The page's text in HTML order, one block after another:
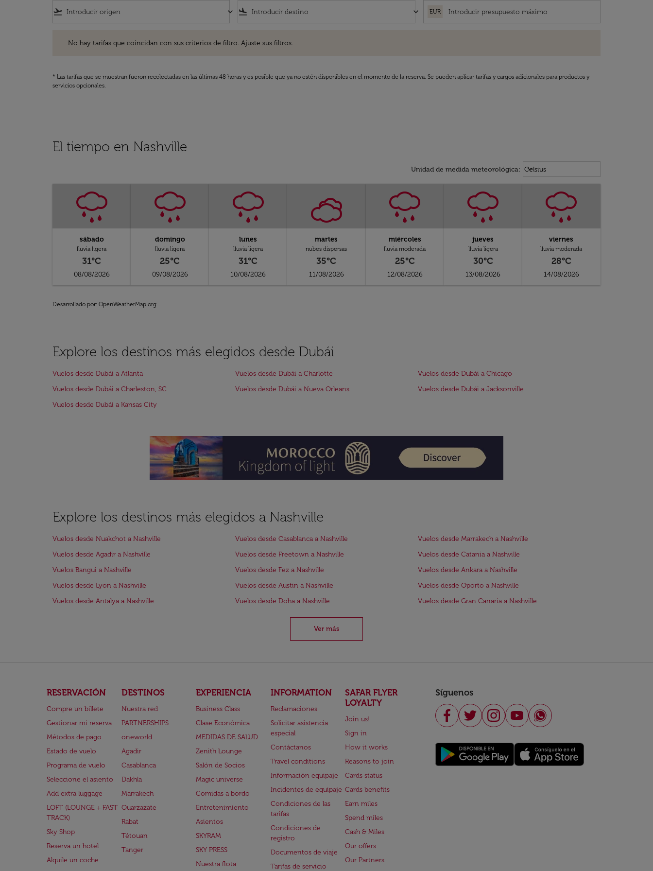
flight_takeoff keyboard_arrow_down flight_land keyboard_arrow_down EUR
No hay tarifas que coincidan con sus criterios de filtro. Ajuste sus filtros.
* Las tarifas que se muestran fueron recolectadas en las últimas 48 horas y es posible que ya no estén disponibles en el momento de la reserva. Se pueden aplicar tarifas y cargos adicionales para productos y
servicios opcionales.
El tiempo en Nashville
Unidad de medida meteorológica: Weather unit option Celsius
Celsius
keyboard_arrow_down
sábado
lluvia ligera
31°C
08/08/2026
domingo
lluvia ligera
25°C
09/08/2026
lunes
lluvia ligera
31°C
10/08/2026
martes
nubes dispersas
35°C
11/08/2026
miércoles
lluvia moderada
25°C
12/08/2026
jueves
lluvia ligera
30°C
13/08/2026
viernes
lluvia moderada
28°C
14/08/2026
Desarrollado por: OpenWeatherMap.org
Explore los destinos más elegidos desde Dubái
Vuelos desde Dubái a Atlanta Vuelos desde Dubái a Charlotte
Vuelos desde Dubái a Chicago
Vuelos desde Dubái a Charleston, SC
Vuelos desde Dubái a Nueva Orleans
Vuelos desde Dubái a Jacksonville
Vuelos desde Dubái a Kansas City
Explore los destinos más elegidos a Nashville
Vuelos desde Nuakchot a Nashville Vuelos desde Casablanca a Nashville
Vuelos desde Marrakech a Nashville
Vuelos desde Agadir a Nashville
Vuelos desde Freetown a Nashville
Vuelos desde Catania a Nashville
Vuelos Bangui a Nashville
Vuelos desde Fez a Nashville
Vuelos desde Ankara a Nashville
Vuelos desde Lyon a Nashville
Vuelos desde Austin a Nashville
Vuelos desde Oporto a Nashville
Vuelos desde Antalya a Nashville
Vuelos desde Doha a Nashville Vuelos desde Gran Canaria a Nashville
Ver más
RESERVACIÓN
Compre un billete
Gestionar mi reserva
Métodos de pago
Estado de vuelo
Programa de vuelo
Seleccione el asiento
Add extra luggage
LOFT (LOUNGE + FAST
TRACK)
Sky Shop
Reserva un hotel
Alquile un coche
DESTINOS
Nuestra red
PARTNERSHIPS
oneworld
Agadir
Casablanca
Dakhla
Marrakech
Ouarzazate
Rabat
Tétouan
Tanger
EXPERIENCIA
Business Class
Clase Económica
MEDIDAS DE SALUD
Zenith Lounge
Salón de Socios
Magic universe
Comidas a bordo
Entretenimiento
Asientos
SKYRAM
SKY PRESS
Nuestra flota
INFORMATION
Reclamaciones
Solicitar asistencia
especial
Contáctanos
Travel conditions
Información equipaje
Incidentes de equipaje
Condiciones de las
tarifas
Condiciones de
registro
Documentos de viaje
Tarifas de servicio
SAFAR FLYER
LOYALTY
Join us!
Sign in
How it works
Reasons to join
Cards status
Cards benefits
Earn miles
Spend miles
Cash & Miles
Our offers
Our Partners
Síguenos